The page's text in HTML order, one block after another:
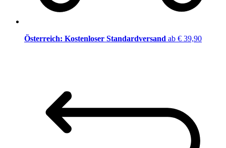
Österreich: Kostenloser Standardversand ab € 39,90